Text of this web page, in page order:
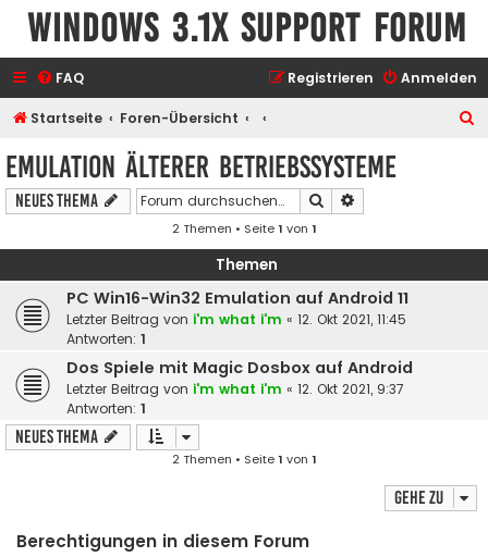
Windows 3.1x Support Forum
FAQ Anmelden
Registrieren
Startseite Foren-Übersicht
Emulation älterer Betriebssysteme
Neues Thema Suche
2 Themen • Seite1 von 1
Themen
PC Win16-Win32 Emulation auf Android 11
Letzter Beitrag von i'm what i'm « 12. Okt 2021, 11:45
Antworten: 1
Dos Spiele mit Magic Dosbox auf Android
Letzter Beitrag von i'm what i'm « 12. Okt 2021, 9:37
Antworten: 1
Neues Thema
2 Themen • Seite1 von 1
Gehe zu
Berechtigungen in diesem Forum